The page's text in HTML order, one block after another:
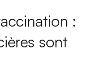
:
sont